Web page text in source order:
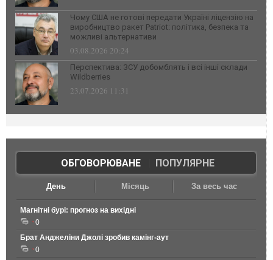
Чому США не готові передати Україні ліцензію на
виробництво ракет Patriot: політика, безпека та
можливі альтернативи
03.08.2026 20:24
Перспектива: ЗСУ добомблять і всі інші склади
Wildberries
23.07.2026 11:31
ОБГОВОРЮВАНЕ| ПОПУЛЯРНЕ
День Місяць За весь час
Магнітні бурі: прогноз на вихідні
0
Брат Анджеліни Джолі зробив камінг-аут
0